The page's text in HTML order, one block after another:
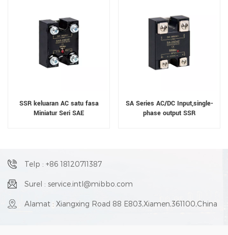
SSR keluaran AC satu fasa
Miniatur Seri SAE
SA Series AC/DC Input,single-
phase output SSR
Telp : +86 18120711387
Surel : service.intl@mibbo.com
Alamat : Xiangxing Road 88 E803,Xiamen,361100,China